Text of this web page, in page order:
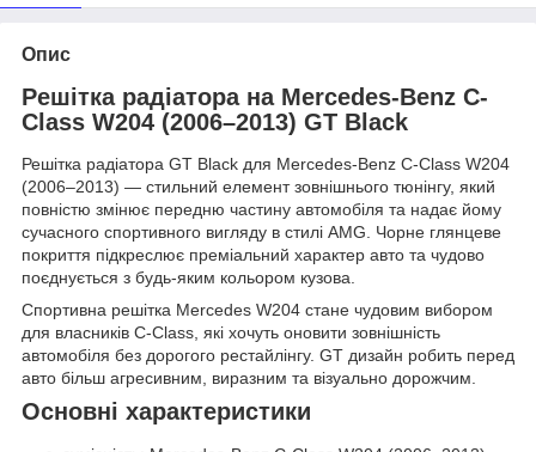
Опис
Решітка радіатора на Mercedes-Benz C-
Class W204 (2006–2013) GT Black
Решітка радіатора GT Black для Mercedes-Benz C-Class W204
(2006–2013) — стильний елемент зовнішнього тюнінгу, який
повністю змінює передню частину автомобіля та надає йому
сучасного спортивного вигляду в стилі AMG. Чорне глянцеве
покриття підкреслює преміальний характер авто та чудово
поєднується з будь-яким кольором кузова.
Спортивна решітка Mercedes W204 стане чудовим вибором
для власників C-Class, які хочуть оновити зовнішність
автомобіля без дорогого рестайлінгу. GT дизайн робить перед
авто більш агресивним, виразним та візуально дорожчим.
Основні характеристики